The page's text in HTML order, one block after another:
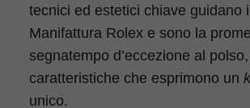
tecnici ed estetici chiave guidano
Manifattura Rolex e sono la
segnatempo d’eccezione al
caratteristiche che esprimono un
unico.